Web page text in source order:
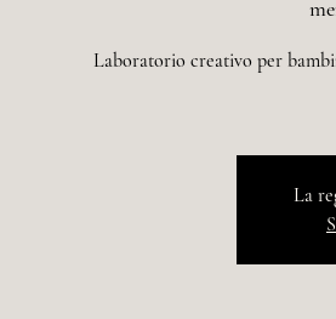
Laboratorio creativo per
La